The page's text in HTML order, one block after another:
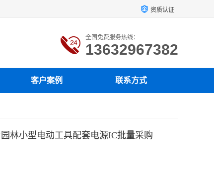
资质认证
全国免费服务热线：
13632967382
客户案例 联系方式
林小型电动工具配套电源IC批量采购